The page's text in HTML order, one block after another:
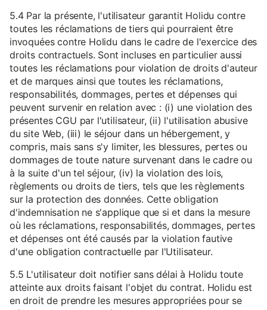
5.4 Par la présente, l'utilisateur garantit Holidu contre
toutes les réclamations de tiers qui pourraient être
invoquées contre Holidu dans le cadre de l'exercice des
droits contractuels. Sont incluses en particulier aussi
toutes les réclamations pour violation de droits d'auteur
et de marques ainsi que toutes les réclamations,
responsabilités, dommages, pertes et dépenses qui
peuvent survenir en relation avec : (i) une violation des
présentes CGU par l'utilisateur, (ii) l'utilisation abusive
du site Web, (iii) le séjour dans un hébergement, y
compris, mais sans s'y limiter, les blessures, pertes ou
dommages de toute nature survenant dans le cadre ou
à la suite d'un tel séjour, (iv) la violation des lois,
règlements ou droits de tiers, tels que les règlements
sur la protection des données. Cette obligation
d'indemnisation ne s'applique que si et dans la mesure
où les réclamations, responsabilités, dommages, pertes
et dépenses ont été causés par la violation fautive
d'une obligation contractuelle par l'Utilisateur.
5.5 L'utilisateur doit notifier sans délai à Holidu toute
atteinte aux droits faisant l'objet du contrat. Holidu est
en droit de prendre les mesures appropriées pour se